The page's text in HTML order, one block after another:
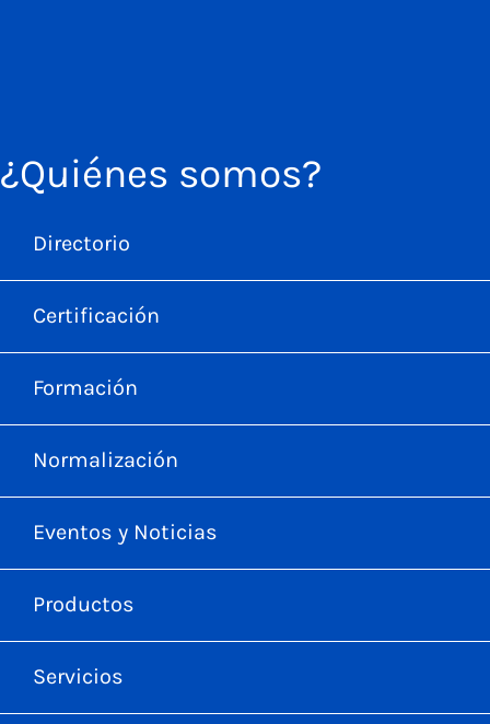
¿Quiénes somos?
Directorio
Certificación
Formación
Normalización
Eventos y Noticias
Productos
Servicios